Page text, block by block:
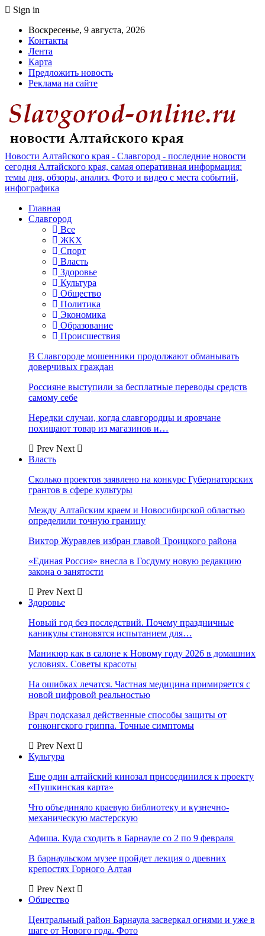
Sign in
Воскресенье, 9 августа, 2026
Контакты
Лента
Карта
Предложить новость
Реклама на сайте
Новости Алтайского края - Славгород - последние новости
сегодня Алтайского края, самая оперативная информация:
темы дня, обзоры, анализ. Фото и видео с места событий,
инфографика
Главная
Славгород
Все
ЖКХ
Спорт
Власть
Здоровье
Культура
Общество
Политика
Экономика
Образование
Происшествия
В Славгороде мошенники продолжают обманывать
доверчивых граждан
Россияне выступили за бесплатные переводы средств
самому себе
Нередки случаи, когда славгородцы и яровчане
похищают товар из магазинов и…
Prev Next
Власть
Сколько проектов заявлено на конкурс Губернаторских
грантов в сфере культуры
Между Алтайским краем и Новосибирской областью
определили точную границу
Виктор Журавлев избран главой Троицкого района
«Единая Россия» внесла в Госдуму новую редакцию
закона о занятости
Prev Next
Здоровье
Новый год без последствий. Почему праздничные
каникулы становятся испытанием для…
Маникюр как в салоне к Новому году 2026 в домашних
условиях. Советы красоты
На ошибках лечатся. Частная медицина примиряется с
новой цифровой реальностью
Врач подсказал действенные способы защиты от
гонконгского гриппа. Точные симптомы
Prev Next
Культура
Еще один алтайский кинозал присоединился к проекту
«Пушкинская карта»
Что объединяло краевую библиотеку и кузнечно-
механическую мастерскую
Афиша. Куда сходить в Барнауле со 2 по 9 февраля
В барнаульском музее пройдет лекция о древних
крепостях Горного Алтая
Prev Next
Общество
Центральный район Барнаула засверкал огнями и уже в
шаге от Нового года. Фото